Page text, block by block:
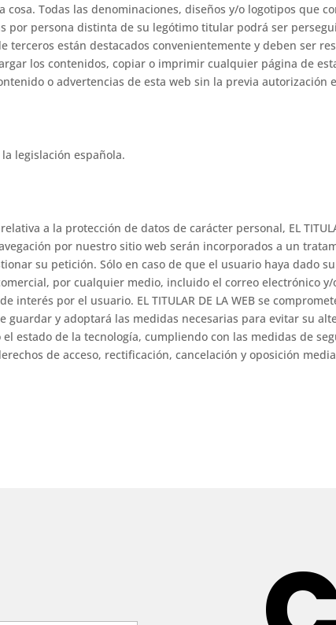
Todas las denominaciones, diseños y/o logotipos que
por persona distinta de su legótimo titular podrá ser
terceros están destacados convenientemente y deben ser
los contenidos, copiar o imprimir cualquier página de
o advertencias de esta web sin la previa autorización
legislación española.
a la protección de datos de carácter personal, EL
por nuestro sitio web serán incorporados a un
su petición. Sólo en caso de que el usuario haya dado
por cualquier medio, incluido el correo electrónico
interés por el usuario. EL TITULAR DE LA WEB se
guardar y adoptará las medidas necesarias para evitar su
estado de la tecnología, cumpliendo con las medidas de
de acceso, rectificación, cancelación y oposición